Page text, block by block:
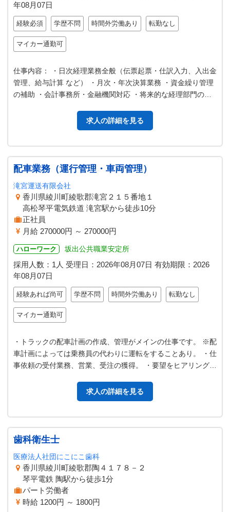
年08月07日
経験必須 学歴不問 時間外労働あり 転勤なし
マイカー通勤可
仕事内容： ・日次経理業務全般（伝票起票・仕訳入力、入出金
管理、給与計算 など） ・月次・年次決算業務 ・資金繰り管理
の補助 ・会計事務所・金融機関対応 ・将来的な経理部門のマ
求人の詳細を見る
配車業務（運行管理・車両管理）
滝宮運送有限会社
香川県綾川町綾歌郡滝宮２１５番地１
高松琴平電気鉄道 滝宮駅から徒歩10分
正社員
月給 270000円 ～ 270000円
ハローワーク 坂出公共職業安定所
採用人数：1人 受理日： 2026年08月07日 有効期限： 2026
年08月07日
経験あれば尚可 学歴不問 時間外労働あり 転勤なし
マイカー通勤可
・トラックの配車計画の作成、管理がメインの仕事です。 ※配
車計画によっては乗務員の代わりに運転をすることあり。 ・仕
事依頼の受付業務、営業、受注の獲得。 ・要望をヒアリングし
求人の詳細を見る
歯科衛生士
医療法人社団にこにこ歯科
香川県綾川町綾歌郡陶４１７８－２
琴平電鉄 陶駅から徒歩1分
パート労働者
時給 1200円 ～ 1800円